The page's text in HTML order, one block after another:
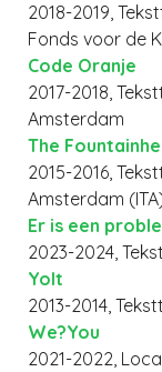
2018-2019,
Fonds voor de
Code Oranje
2017-2018,
Amsterdam
The
2015-2016,
Amsterdam
Er is een
2023-2024,
Yolt
2013-2014,
We?You
2021-2022,